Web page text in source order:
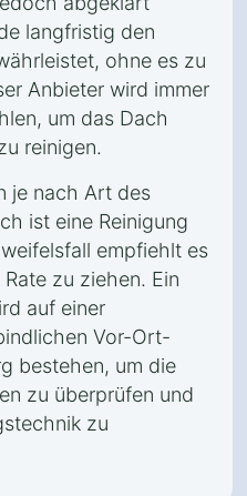
langfristig den
ohne es zu
Anbieter wird immer
um das Dach
reinigen.
je nach Art des
ist eine Reinigung
empfiehlt es
zu ziehen. Ein
auf einer
Vor-Ort-
bestehen, um die
zu überprüfen und
zu